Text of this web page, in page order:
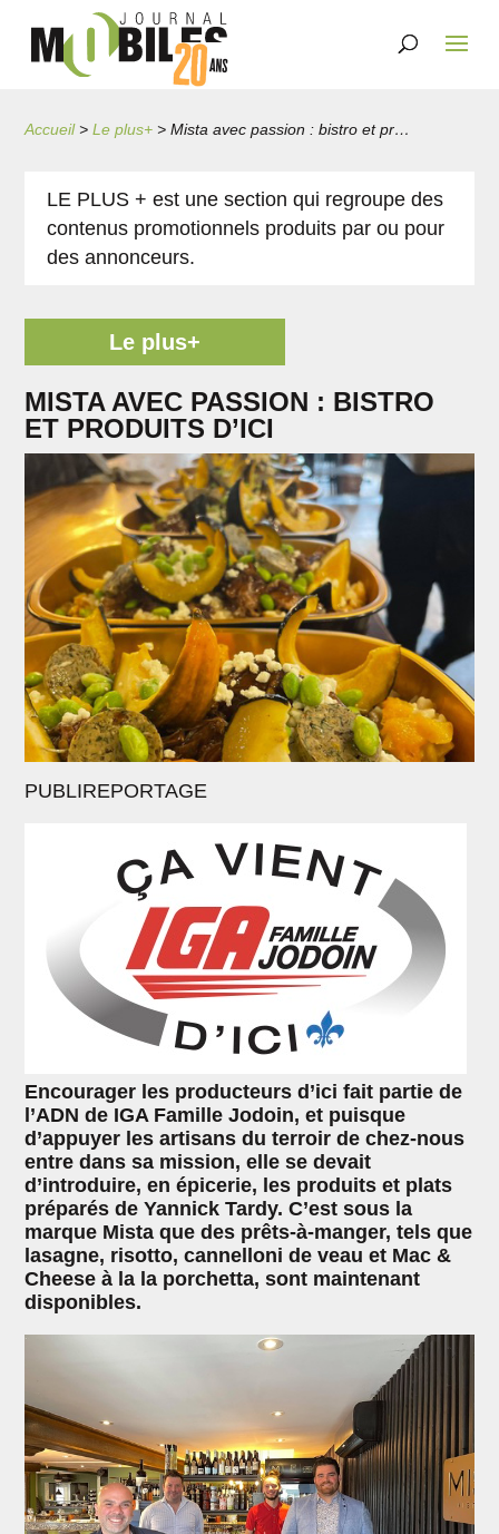
Accueil>Le plus+ > Mista avec passion : bistro et produits d’ici
LE PLUS + est une section qui regroupe des
contenus promotionnels produits par ou pour
des annonceurs.
Le plus+
MISTA AVEC PASSION : BISTRO
ET PRODUITS D’ICI
PUBLIREPORTAGE
Encourager les producteurs d’ici fait partie de
l’ADN de IGA Famille Jodoin, et puisque
d’appuyer les artisans du terroir de chez-nous
entre dans sa mission, elle se devait
d’introduire, en épicerie, les produits et plats
préparés de Yannick Tardy. C’est sous la
marque Mista que des prêts-à-manger, tels que
lasagne, risotto, cannelloni de veau et Mac &
Cheese à la la porchetta, sont maintenant
disponibles.